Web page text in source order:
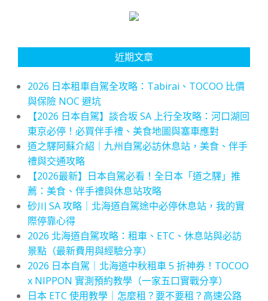
近期文章
2026 日本租車自駕全攻略：Tabirai、TOCOO 比價
與保險 NOC 避坑
【2026 日本自駕】談合坂 SA 上行全攻略：河口湖回
東京必停！必買伴手禮、美食地圖與塞車應對
道之驛阿蘇介紹｜九州自駕必訪休息站，美食、伴手
禮與交通攻略
【2026最新】日本自駕必看！全日本「道之驛」推
薦：美食、伴手禮與休息站攻略
砂川 SA 攻略｜北海道自駕途中必停休息站，我的實
際停靠心得
2026 北海道自駕攻略：租車、ETC、休息站與必訪
景點（最新費用與經驗分享）
2026 日本自駕｜北海道中秋租車 5 折神券！TOCOO
x NIPPON 實測預約教學（一家五口實戰分享）
日本 ETC 使用教學｜怎麼租？要不要租？高速公路